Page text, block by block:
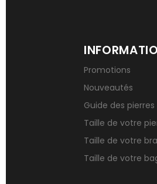
Promotions
Nouveautés
Guide des pierres
Taille de votre
Taille de votre
Taille de votre